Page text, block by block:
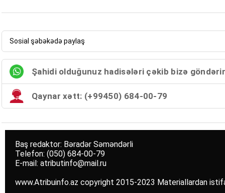
Sosial şəbəkədə paylaş
Şahidi olduğunuz hadisələri çəkib bizə
Qaynar xətt: (+99450) 684-00-79
Baş redaktor: Bəradər Səməndərli
Telefon: (050) 684-00-79
E-mail: atributinfo@mail.ru
www.Atribuinfo.az copyright 2015-2023 Materiallardan